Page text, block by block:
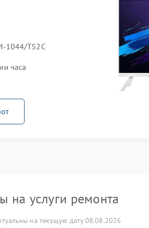
1044/TS2C
часа
на услуги ремонта
на текущую дату 08.08.2026